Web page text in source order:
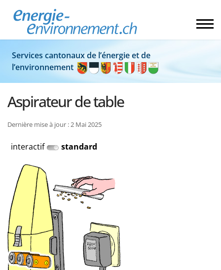
Services cantonaux de l’énergie et de
l’environnement
Aspirateur de table
Dernière mise à jour : 2 Mai 2025
interactif standard